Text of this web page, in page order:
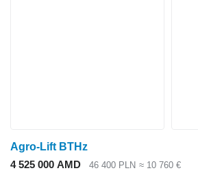
Agro-Lift BTHz
4 525 000 AMD
46 400 PLN ≈ 10 760 €